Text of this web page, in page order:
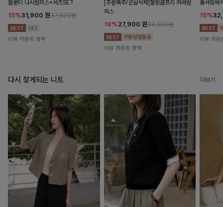
블룬티 나시원피스+셔츠SET
15%31,900 원37,500원
리뷰 카운트 영역
[주문폭주/군살삭제]젤링클프리 카라원
피스
18%27,900 원34,000원
리뷰 카운트 영역
롬셔링배
15%
리뷰 카운
다시 찾게되는 니트 더보기